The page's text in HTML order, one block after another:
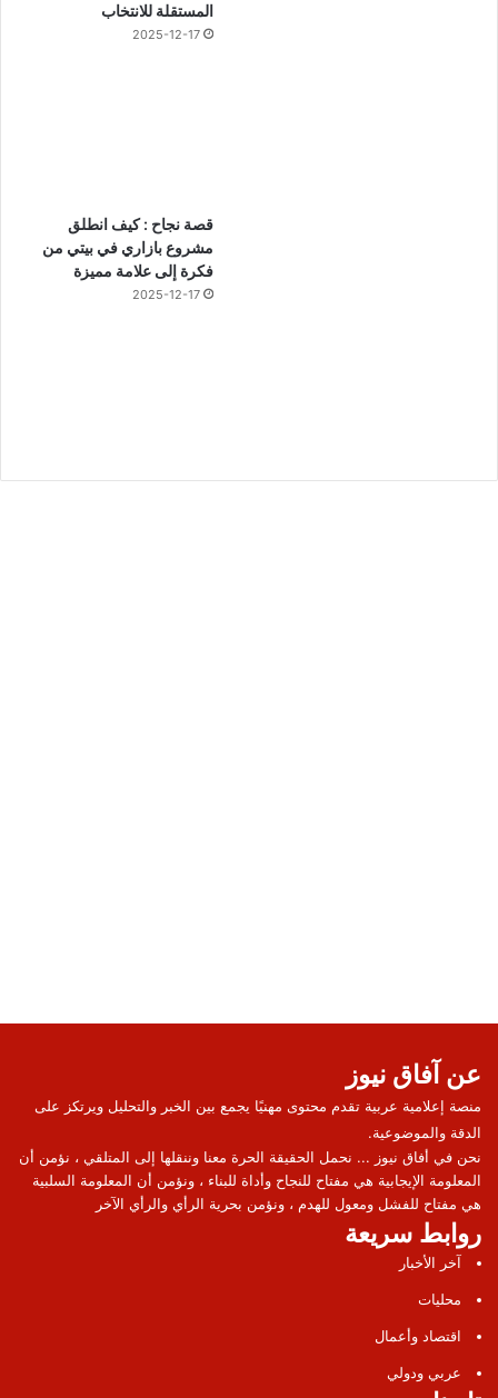
المستقلة للانتخاب
2025-12-17
قصة نجاح : كيف انطلق
مشروع بازاري في بيتي من
فكرة إلى علامة مميزة
2025-12-17
عن آفاق نيوز
منصة إعلامية عربية تقدم محتوى مهنيًا يجمع بين الخبر والتحليل ويرتكز على
الدقة والموضوعية.
نحن في أفاق نيوز ... نحمل الحقيقة الحرة معنا وننقلها إلى المتلقي ، نؤمن أن
المعلومة الإيجابية هي مفتاح للنجاح وأداة للبناء ، ونؤمن أن المعلومة السلبية
هي مفتاح للفشل ومعول للهدم ، ونؤمن بحرية الرأي والرأي الآخر
روابط سريعة
آخر الأخبار
محليات
اقتصاد وأعمال
عربي ودولي